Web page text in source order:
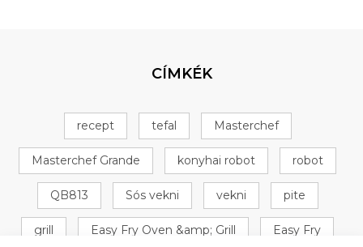
CÍMKÉK
recept tefal Masterchef
Masterchef Grande konyhai robot robot
QB813 Sós vekni vekni pite
grill Easy Fry Oven &amp; Grill Easy Fry